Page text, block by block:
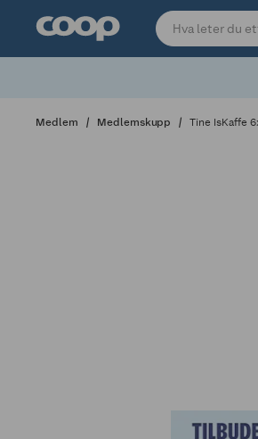
Medlem Medlemskupp Tine IsKaffe